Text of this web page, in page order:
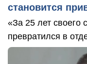
становится
«За 25 лет своего
превратился в